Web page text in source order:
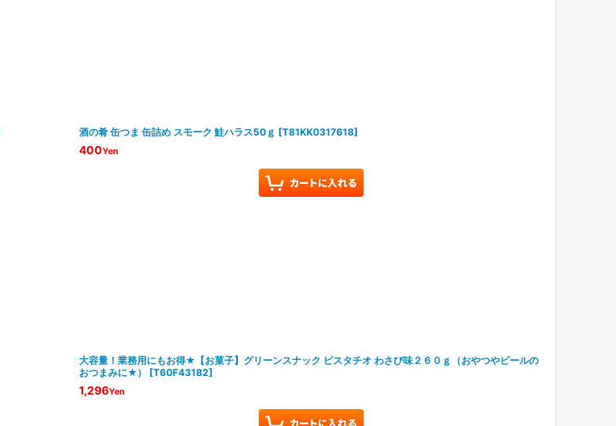
酒の肴 缶つま 缶詰め スモーク 鮭ハラス50ｇ [T81KK0317618]
400Yen
大容量！業務用にもお得★【お菓子】グリーンスナック ピスタチオ わさび味２６０ｇ（おやつやビールの
おつまみに★）
[T60F43182]
1,296Yen